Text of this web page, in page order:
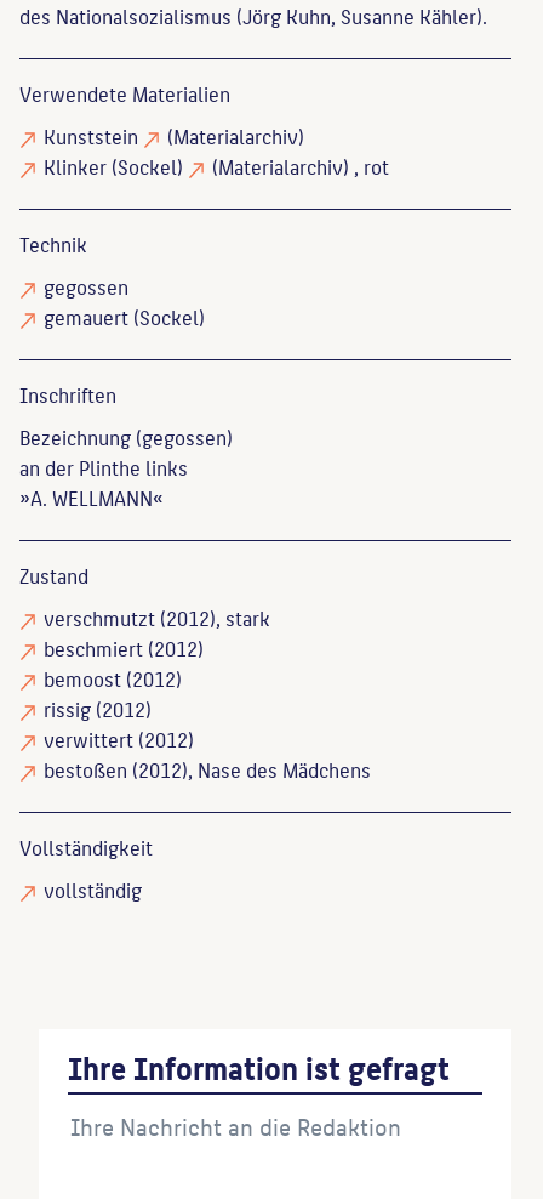
des Nationalsozialismus (Jörg Kuhn, Susanne Kähler).
Verwendete Materialien
Kunststein
(Materialarchiv)
Klinker(Sockel) (Materialarchiv) , rot
Technik
gegossen
gemauert(Sockel)
Inschriften
Bezeichnung (gegossen)
an der Plinthe links
»A. WELLMANN«
Zustand
verschmutzt(2012), stark
beschmiert(2012)
bemoost(2012)
rissig(2012)
verwittert(2012)
bestoßen (2012), Nase des Mädchens
Vollständigkeit
vollständig
Ihre Information ist gefragt